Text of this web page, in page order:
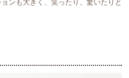
ンも大きく、笑ったり、驚いたりと